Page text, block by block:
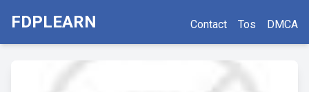
FDPLEARN Contact Tos DMCA